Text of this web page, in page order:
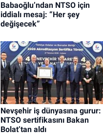
Babaoğlu’ndan NTSO için
iddialı mesaj: “Her şey
değişecek”
Nevşehir iş dünyasına gurur:
NTSO sertifikasını Bakan
Bolat’tan aldı